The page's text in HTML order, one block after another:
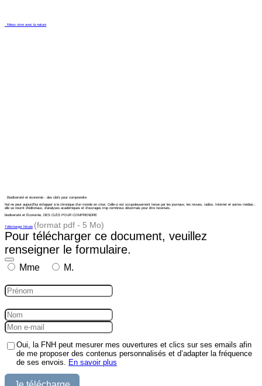
Mieux vivre avec la nature
Biodiversité et économie : des clefs pour comprendre
Nul ne peut aujourd’hui échapper à la chronique d’un monde en crise. Celle-ci est scrupuleusement tenue par les journaux, les revues, radios, Internet et autres médias ;
elle se nourrit d’éditoriaux, d’analyses académiques et d’ouvrages trop nombreux désormais pour être recensés.
biodiversité et Économie, DES CLÉS POUR COMPRENDRE
Télécharger l'étude (format pdf - 5 Mo)
Pour télécharger ce document, veuillez
renseigner le formulaire.
Mme M.
Oui, la FNH peut mesurer mes ouvertures et clics sur ses emails afin
de me proposer des contenus personnalisés et d’adapter la fréquence
de ses envois. En savoir plus